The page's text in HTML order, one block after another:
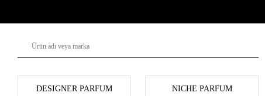
DESIGNER PARFUM NICHE PARFUM